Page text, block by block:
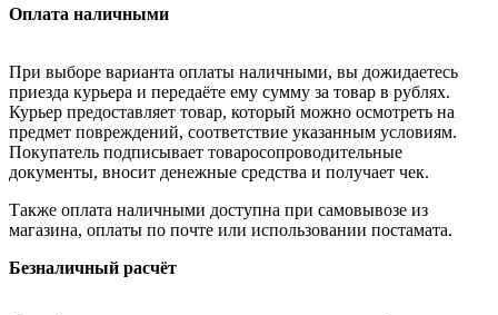
Оплата наличными
При выборе варианта оплаты наличными, вы дожидаетесь
приезда курьера и передаёте ему сумму за товар в рублях.
Курьер предоставляет товар, который можно осмотреть на
предмет повреждений, соответствие указанным условиям.
Покупатель подписывает товаросопроводительные
документы, вносит денежные средства и получает чек.
Также оплата наличными доступна при самовывозе из
магазина, оплаты по почте или использовании постамата.
Безналичный расчёт